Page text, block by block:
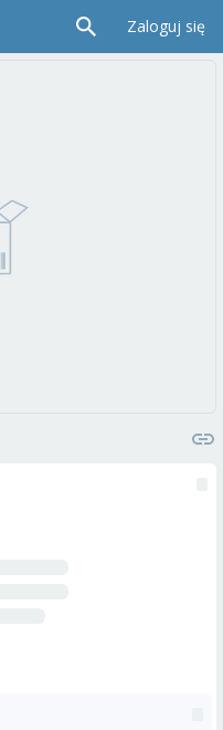
Zaloguj się